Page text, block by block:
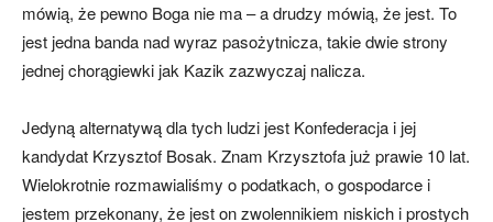
mówią, że pewno Boga nie ma – a drudzy mówią, że jest. To
jest jedna banda nad wyraz pasożytnicza, takie dwie strony
jednej chorągiewki jak Kazik zazwyczaj nalicza.
Jedyną alternatywą dla tych ludzi jest Konfederacja i jej
kandydat Krzysztof Bosak. Znam Krzysztofa już prawie 10 lat.
Wielokrotnie rozmawialiśmy o podatkach, o gospodarce i
jestem przekonany, że jest on zwolennikiem niskich i prostych